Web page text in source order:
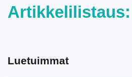
Luetuimmat